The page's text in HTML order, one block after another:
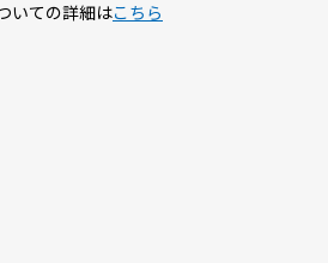
いての詳細はこちら